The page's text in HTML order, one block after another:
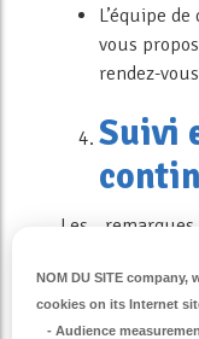
L’équipe
vous
rendez-
Suivi
Les
pratiques et la
Habitat Jeunes.
NOM DU SITE company,
cookies on its Internet
- Audience